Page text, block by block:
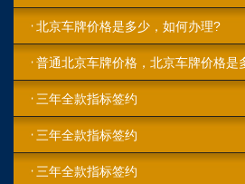
步骤?北京车牌价格是多少，如何办理?
普通北京车牌价格，北京车牌价格是
三年全款指标签约
三年全款指标签约
三年全款指标签约